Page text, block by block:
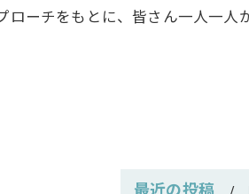
ーチをもとに、皆さん一人一人
最近の投稿